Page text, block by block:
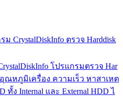
ม CrystalDiskInfo ตรวจ Harddisk
โปรแกรมตรวจ Har
ณหภูมิเครื่อง ความเร็ว หาสาเหต
ง Internal และ External HDD ไ